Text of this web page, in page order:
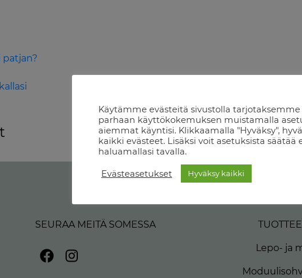
SEURAA MEITÄ SOMESSA
Lepo- ja
Käytämme evästeitä sivustolla tarjotaksemme
parhaan käyttökokemuksen muistamalla
aiemmat käyntisi. Klikkaamalla "Hyväksy",
kaikki evästeet. Lisäksi voit asetuksista säätää
haluamallasi tavalla.
Evästeasetukset Hyväksy kaikki